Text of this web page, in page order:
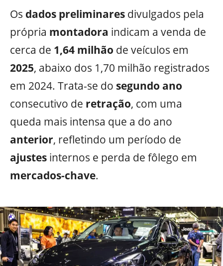
Os dados preliminares divulgados pela
própria montadora indicam a venda de
cerca de 1,64 milhão de veículos em
2025, abaixo dos 1,70 milhão registrados
em 2024. Trata-se do segundo ano
consecutivo de retração, com uma
queda mais intensa que a do ano
anterior, refletindo um período de
ajustes internos e perda de fôlego em
mercados-chave.